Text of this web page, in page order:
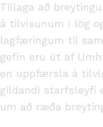
Tillaga að
á tilvísunum í lög
lagfæringum til
gefin eru út af
en uppfærsla á
gildandi starfsleyfi
um að ræða